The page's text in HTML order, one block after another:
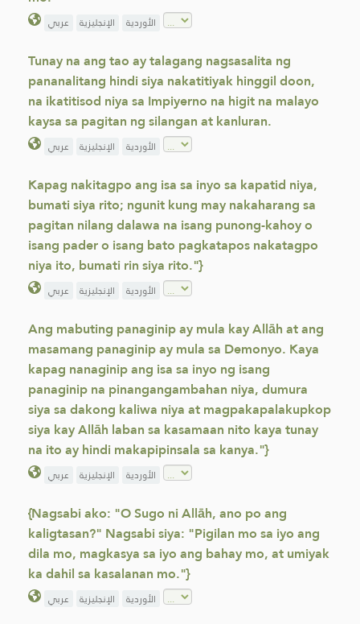
عربي الإنجليزية الأوردية
Tunay na ang tao ay talagang nagsasalita ng
pananalitang hindi siya nakatitiyak hinggil doon,
na ikatitisod niya sa Impiyerno na higit na malayo
kaysa sa pagitan ng silangan at kanluran.
عربي الإنجليزية الأوردية
Kapag nakitagpo ang isa sa inyo sa kapatid niya,
bumati siya rito; ngunit kung may nakaharang sa
pagitan nilang dalawa na isang punong-kahoy o
isang pader o isang bato pagkatapos nakatagpo
niya ito, bumati rin siya rito."}
عربي الإنجليزية الأوردية
Ang mabuting panaginip ay mula kay Allāh at ang
masamang panaginip ay mula sa Demonyo. Kaya
kapag nanaginip ang isa sa inyo ng isang
panaginip na pinangangambahan niya, dumura
siya sa dakong kaliwa niya at magpakapalakupkop
siya kay Allāh laban sa kasamaan nito kaya tunay
na ito ay hindi makapipinsala sa kanya."}
عربي الإنجليزية الأوردية
{Nagsabi ako: "O Sugo ni Allāh, ano po ang
kaligtasan?" Nagsabi siya: "Pigilan mo sa iyo ang
dila mo, magkasya sa iyo ang bahay mo, at umiyak
ka dahil sa kasalanan mo."}
عربي الإنجليزية الأوردية